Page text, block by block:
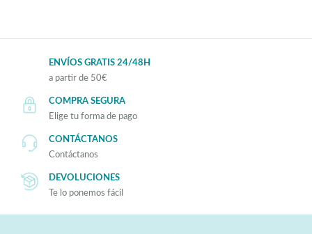
ENVÍOS GRATIS 24/48H
a partir de 50€
COMPRA SEGURA
Elige tu forma de pago
CONTÁCTANOS
Contáctanos
DEVOLUCIONES
Te lo ponemos fácil